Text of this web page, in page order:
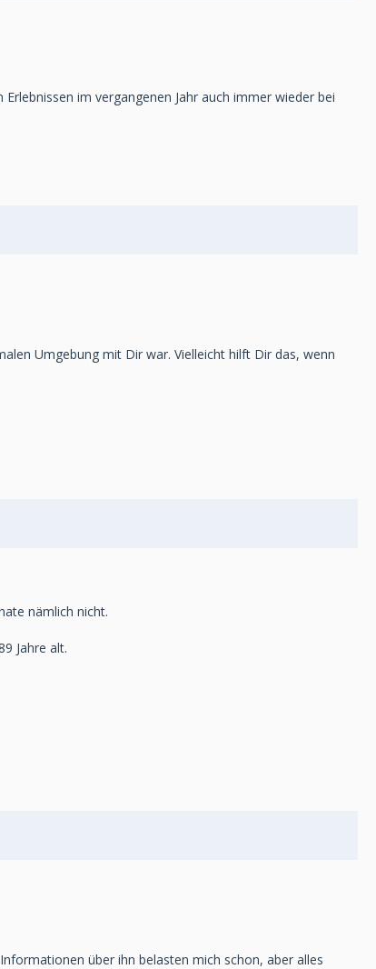
im vergangenen Jahr auch immer wieder bei
Umgebung mit Dir war. Vielleicht hilft Dir das, wenn
nämlich nicht.
Jahre alt.
über ihn belasten mich schon, aber alles